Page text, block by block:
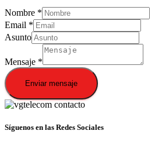
Nombre *
Email *
Asunto
Mensaje *
Enviar mensaje
Síguenos en las Redes Sociales